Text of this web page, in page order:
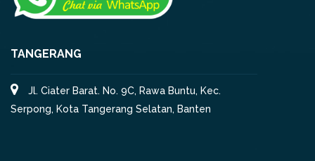
TANGERANG
Jl. Ciater Barat. No. 9C, Rawa Buntu, Kec.
Serpong, Kota Tangerang Selatan, Banten